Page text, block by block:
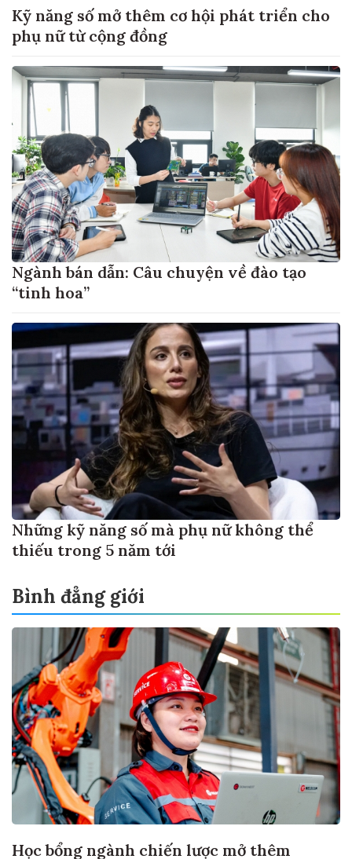
Kỹ năng số mở thêm cơ hội phát triển cho
phụ nữ từ cộng đồng
Ngành bán dẫn: Câu chuyện về đào tạo
“tinh hoa”
Những kỹ năng số mà phụ nữ không thể
thiếu trong 5 năm tới
Bình đẳng giới
Học bổng ngành chiến lược mở thêm